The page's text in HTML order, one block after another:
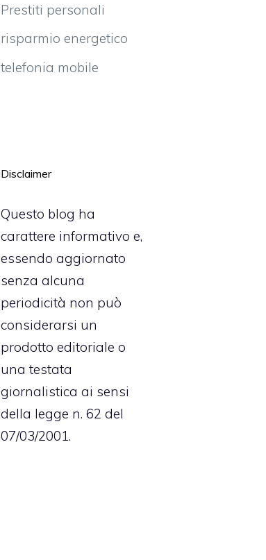
Prestiti personali
risparmio energetico
telefonia mobile
Disclaimer
Questo blog ha
carattere informativo e,
essendo aggiornato
senza alcuna
periodicità non può
considerarsi un
prodotto editoriale o
una testata
giornalistica ai sensi
della legge n. 62 del
07/03/2001.